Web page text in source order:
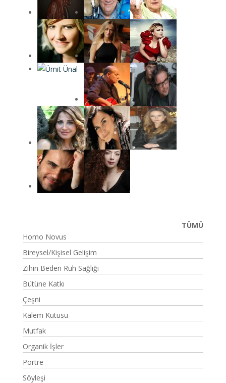
TÜMÜ
Homo Novus
Bireysel/Kişisel Gelişim
Zihin Beden Ruh Sağlığı
Bütüne Katkı
Çeşni
Kalem Kutusu
Mutfak
Organik İşler
Portre
Söyleşi